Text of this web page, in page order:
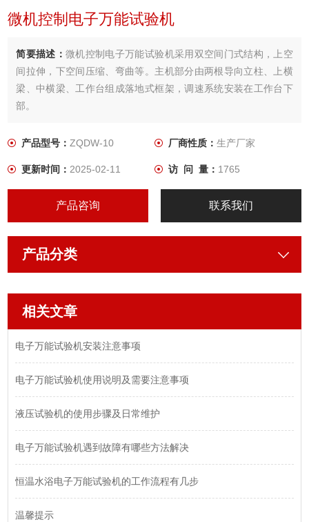
微机控制电子万能试验机
简要描述： 微机控制电子万能试验机采用双空间门式结构，上空
间拉伸，下空间压缩、弯曲等。主机部分由两根导向立柱、上横
梁、中横梁、工作台组成落地式框架，调速系统安装在工作台下
部。
产品型号：ZQDW-10 厂商性质： 生产厂家
更新时间：2025-02-11 访 问 量： 1765
产品咨询 联系我们
产品分类
相关文章
电子万能试验机安装注意事项
电子万能试验机使用说明及需要注意事项
液压试验机的使用步骤及日常维护
电子万能试验机遇到故障有哪些方法解决
恒温水浴电子万能试验机的工作流程有几步
温馨提示